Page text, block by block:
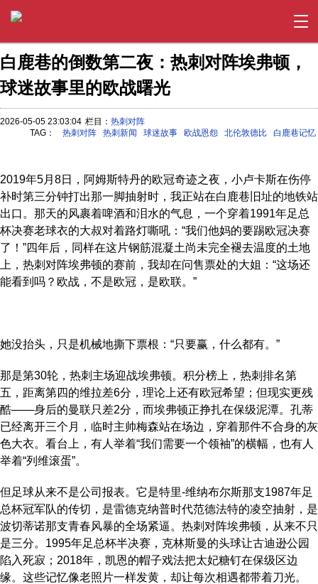
白鹿巷的倒数第二夜：热刺对阵埃弗顿，
球迷故事里的欧战曙光
2026-05-05 23:03:04 栏目： 热刺对阵
TAG：
热刺对阵 热刺新闻 球迷故事 欧战恩怨 北伦敦德比 白鹿巷记忆
2019年5月8日，阿姆斯特丹的欧冠奇迹之夜，小卢卡斯在伤停
补时第三分钟打出那一脚抽射时，我正站在白鹿巷旧址的地铁站
出口。那天的风裹着啤酒和泪水的气息，一个穿着1991年足总
杯决赛老球衣的大叔对着路灯嘶吼：“我们他妈的要踢欧冠决赛
了！”四年后，同样在这片钢筋混凝土尚未完全褪去温度的土地
上，热刺对阵埃弗顿的赛前，我却在问售票处的大姐：“这场还
能看到吗？欧战，不是欧冠，是欧联。”
她没抬头，只是机械地撕下票根：“只要赢，什么都有。”
那是第30轮，热刺主场迎战埃弗顿。积分榜上，热刺排名第
五，距离第四的维拉差6分，理论上还有欧冠希望；但现实更残
酷——身后的曼联只差2分，而埃弗顿正挣扎在保级泥潭。孔蒂
已经离开三个月，临时主帅梅森站在场边，穿着那件不合身的灰
色大衣。看台上，有人举着“我们需要一个领袖”的横幅，也有人
举着“列维滚蛋”。
但足球从来不是公司报表。它是特里-维纳布尔斯那支1987年足
总杯冠军队的传切，是雷德克纳普时代范德法特的凌空抽射，是
波切蒂诺那支青春风暴的全场紧逼。热刺对阵埃弗顿，从来不只
是三分。1995年足总杯半决赛，克林斯曼的头球让古迪逊公园
陷入死寂；2018年，凯恩的帽子戏法把太妃糖钉在保级区边
缘。这些记忆像老照片一样发黄，却让每次相遇都带着刀光。